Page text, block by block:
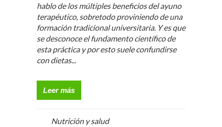
hablo de los múltiples beneficios del ayuno
terapéutico, sobretodo proviniendo de una
formación tradicional universitaria. Y es que
se desconoce el fundamento científico de
esta práctica y por esto suele confundirse
con dietas...
Leer más
Nutrición y salud